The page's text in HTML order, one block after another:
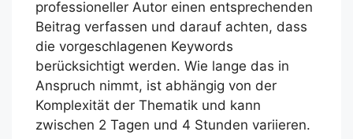
professioneller Autor einen entsprechenden
Beitrag verfassen und darauf achten, dass
die vorgeschlagenen Keywords
berücksichtigt werden. Wie lange das in
Anspruch nimmt, ist abhängig von der
Komplexität der Thematik und kann
zwischen 2 Tagen und 4 Stunden variieren.